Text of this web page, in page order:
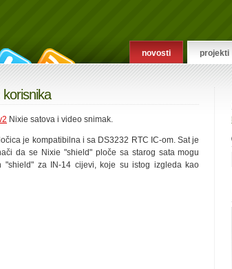
novosti projekti
Nixie satova i video snimak.
je kompatibilna i sa DS3232 RTC IC-om. Sat je
da se Nixie "shield" ploče sa starog sata mogu
za IN-14 cijevi, koje su istog izgleda kao